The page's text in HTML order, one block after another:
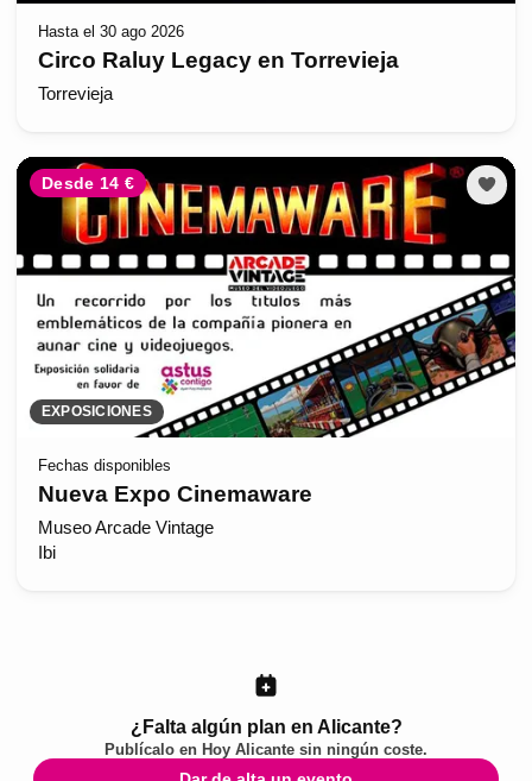
Hasta el 30 ago 2026
Circo Raluy Legacy en Torrevieja
Torrevieja
Desde 14 €
EXPOSICIONES
Fechas disponibles
Nueva Expo Cinemaware
Museo Arcade Vintage
Ibi
¿Falta algún plan en Alicante?
Publícalo en Hoy Alicante sin ningún coste.